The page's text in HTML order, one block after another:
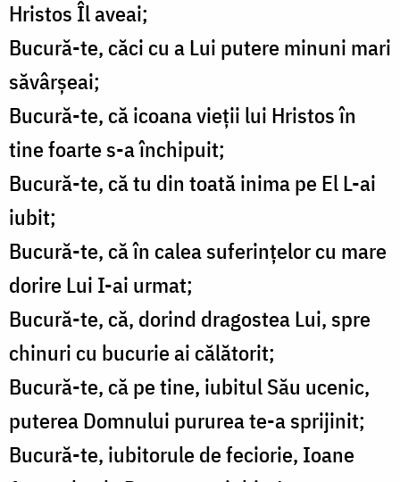
Hristos Îl aveai;
Bucură-te, căci cu a Lui putere minuni mari
săvârşeai;
Bucură-te, că icoana vieţii lui Hristos în
tine foarte s-a închipuit;
Bucură-te, că tu din toată inima pe El L-ai
iubit;
Bucură-te, că în calea suferinţelor cu mare
dorire Lui I-ai urmat;
Bucură-te, că, dorind dragostea Lui, spre
chinuri cu bucurie ai călătorit;
Bucură-te, că pe tine, iubitul Său ucenic,
puterea Domnului pururea te-a sprijinit;
Bucură-te, iubitorule de feciorie, Ioane